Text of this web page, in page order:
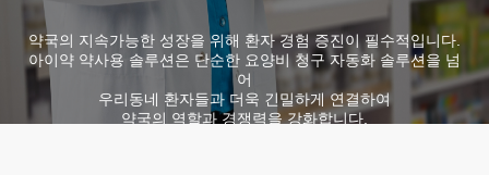
약국의 지속가능한 성장을 위해 환자 경험 증진이 필수적입니다.
아이약 약사용 솔루션은 단순한 요양비 청구 자동화 솔루션을 넘
어
우리동네 환자들과 더욱 긴밀하게 연결하여
약국의 역할과 경쟁력을 강화합니다.